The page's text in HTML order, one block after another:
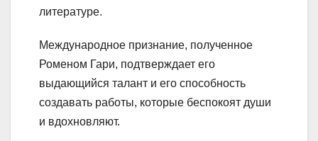
литературе.
Международное признание, полученное
Роменом Гари, подтверждает его
выдающийся талант и его способность
создавать работы, которые беспокоят души
и вдохновляют.